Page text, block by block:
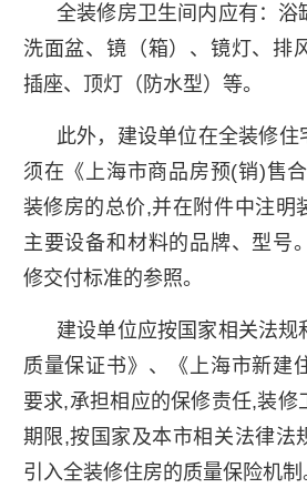
全装修房卫生间内应有：浴
洗面盆、镜（箱）、镜灯、排
插座、顶灯（防水型）等。
此外，建设单位在全装修住
须在《上海市商品房预(销)售
装修房的总价,并在附件中注明
主要设备和材料的品牌、型号
修交付标准的参照。
建设单位应按国家相关法规
质量保证书》、《上海市新建
要求,承担相应的保修责任,装修
期限,按国家及本市相关法律法
引入全装修住房的质量保险机制